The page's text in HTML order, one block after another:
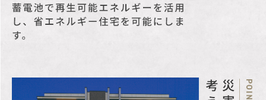
分数表示については80m
を1分として、端数を切り
取引条件の有効
2026/08/14